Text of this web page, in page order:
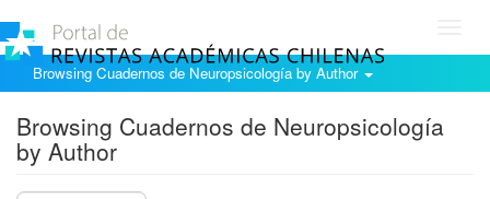
Browsing Cuadernos de Neuropsicología by Author
Browsing Cuadernos de Neuropsicología
by Author